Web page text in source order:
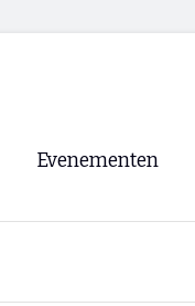
Evenementen